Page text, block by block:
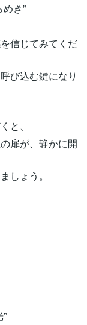
き”
信じてみてくだ
び込む鍵になり
と、
扉が、静かに開
しょう。